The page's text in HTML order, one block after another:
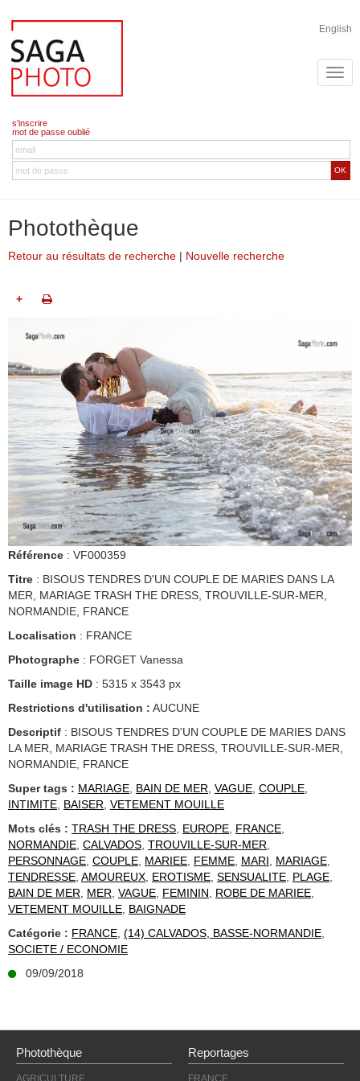
English
s'inscrire
mot de passe oublié
OK
Photothèque
Retour au résultats de recherche | Nouvelle recherche
+
Référence : VF000359
Titre : BISOUS TENDRES D'UN COUPLE DE MARIES DANS LA
MER, MARIAGE TRASH THE DRESS, TROUVILLE-SUR-MER,
NORMANDIE, FRANCE
Localisation : FRANCE
Photographe : FORGET Vanessa
Taille image HD : 5315 x 3543 px
Restrictions d'utilisation : AUCUNE
Descriptif : BISOUS TENDRES D'UN COUPLE DE MARIES DANS
LA MER, MARIAGE TRASH THE DRESS, TROUVILLE-SUR-MER,
NORMANDIE, FRANCE
Super tags : MARIAGE, BAIN DE MER, VAGUE, COUPLE,
INTIMITE, BAISER, VETEMENT MOUILLE
Mots clés : TRASH THE DRESS, EUROPE, FRANCE,
NORMANDIE, CALVADOS, TROUVILLE-SUR-MER,
PERSONNAGE, COUPLE, MARIEE, FEMME, MARI, MARIAGE,
TENDRESSE, AMOUREUX, EROTISME, SENSUALITE, PLAGE,
BAIN DE MER, MER, VAGUE, FEMININ, ROBE DE MARIEE,
VETEMENT MOUILLE, BAIGNADE
Catégorie : FRANCE, (14) CALVADOS, BASSE-NORMANDIE,
SOCIETE / ECONOMIE
09/09/2018
Photothèque Reportages